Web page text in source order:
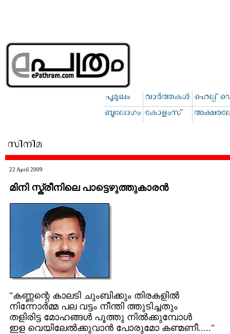
22 April 2009
മിനി സ്ക്രീനിലെ പാട്ടെഴുത്തുകാരന്‍
"കണ്ണന്റെ കാലടി ചുംബിക്കും തിരകളില്‍
നിന്നോര്‍മ്മ പല വട്ടം നീന്തി ത്തുടിച്ചതും
തളിരിട്ട മോഹങ്ങള്‍ പൂത്തു നില്‍ക്കുമ്പോള്‍
ഇള വെയിലേല്‍ക്കുവാന്‍ പോരുമോ കണ്മണീ....."